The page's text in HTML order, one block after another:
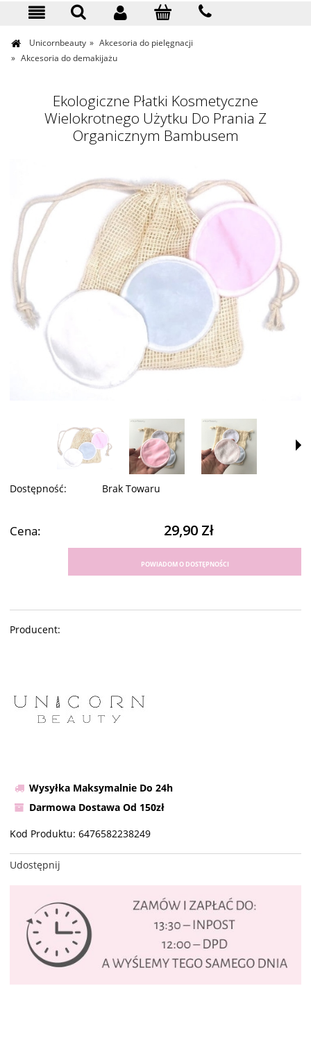
Unicornbeauty » Akcesoria do pielęgnacji
» Akcesoria do demakijażu
Ekologiczne Płatki Kosmetyczne
Wielokrotnego Użytku Do Prania Z
Organicznym Bambusem
Dostępność: Brak Towaru
Cena: 29,90 Zł
POWIADOM O DOSTĘPNOŚCI
Producent:
Wysyłka Maksymalnie Do 24h
Darmowa Dostawa Od 150zł
Kod Produktu: 6476582238249
Udostępnij